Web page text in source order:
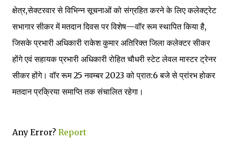
क्षेत्र,सेक्टरवार से विभिन्न सूचनाओं को संग्रहित करने के लिए कलेक्ट्रेट
सभागार सीकर में मतदान दिवस पर विशेष—वॉर रूम स्थापित किया है,
जिसके प्रभारी अधिकारी राकेश कुमार अतिरिक्त जिला कलेक्टर सीकर
होंगे एवं सहायक प्रभारी अधिकारी रोहित चौधरी स्टेट लेवल मास्टर ट्रेनर
सीकर होंगे। वॉर रूम 25 नवम्बर 2023 को प्रात:6 बजे से प्रांरभ होकर
मतदान प्रक्रिया समाप्ति तक संचालित रहेगा।
Any Error? Report